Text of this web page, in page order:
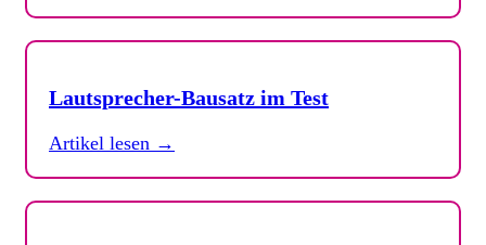
Lautsprecher-Bausatz im Test
Artikel lesen →